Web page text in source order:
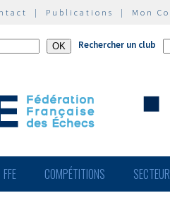
| Publications | Mon
Rechercher un club
FFE COMPÉTITIONS